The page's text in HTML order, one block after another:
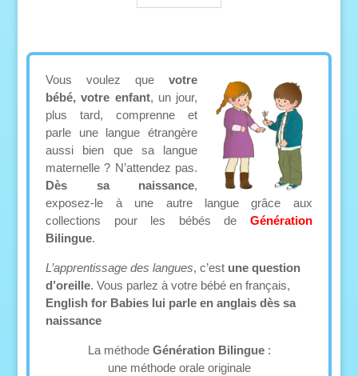
Vous voulez que votre
bébé, votre enfant, un jour,
plus tard, comprenne et
parle une langue étrangère
aussi bien que sa langue
maternelle ? N’attendez pas.
Dès sa naissance,
exposez-le à une autre langue grâce aux
collections pour les bébés de Génération
Bilingue.
L’apprentissage des langues, c’est une question
d’oreille. Vous parlez à votre bébé en français,
English for Babies lui parleen anglais dès sa
naissance
La méthode Génération Bilingue :
une méthode orale originale